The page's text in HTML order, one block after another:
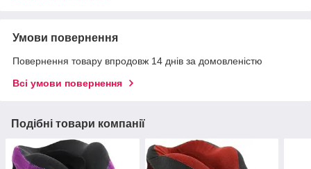
Умови повернення
Повернення товару впродовж 14 днів за домовленістю
Всі умови повернення
Подібні товари компанії